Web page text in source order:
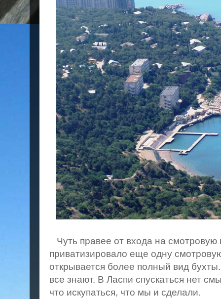
Чуть правее от входа на смотровую
приватизировало еще одну
открывается более полный вид
все знают. В Ласпи спускаться нет
что искупаться, что мы и сделали.